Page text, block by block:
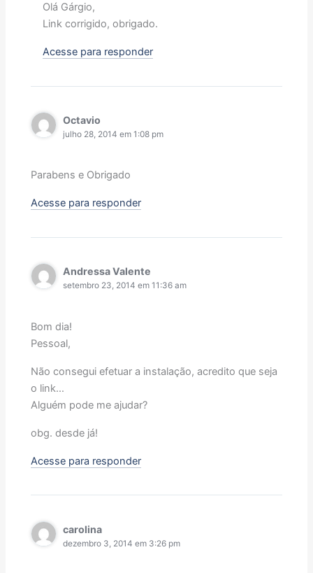
Olá Gárgio,
Link corrigido, obrigado.
Acesse para responder
Octavio
julho 28, 2014 em 1:08 pm
Parabens e Obrigado
Acesse para responder
Andressa Valente
setembro 23, 2014 em 11:36 am
Bom dia!
Pessoal,
Não consegui efetuar a instalação, acredito que seja
o link…
Alguém pode me ajudar?
obg. desde já!
Acesse para responder
carolina
dezembro 3, 2014 em 3:26 pm